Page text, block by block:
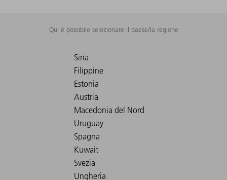
Qui è possibile selezionare il paese/la regione